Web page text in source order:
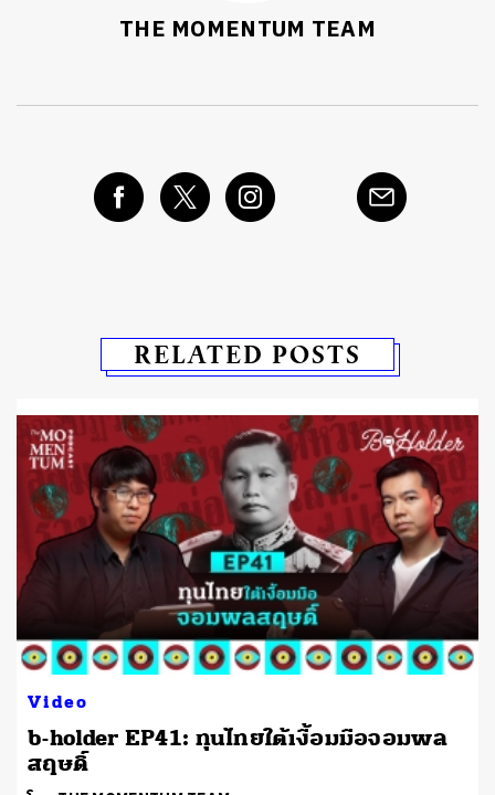
THE MOMENTUM TEAM
RELATED POSTS
Video
b-holder EP41: ทุนไทยใต้เงื้อมมือจอมพล
สฤษดิ์